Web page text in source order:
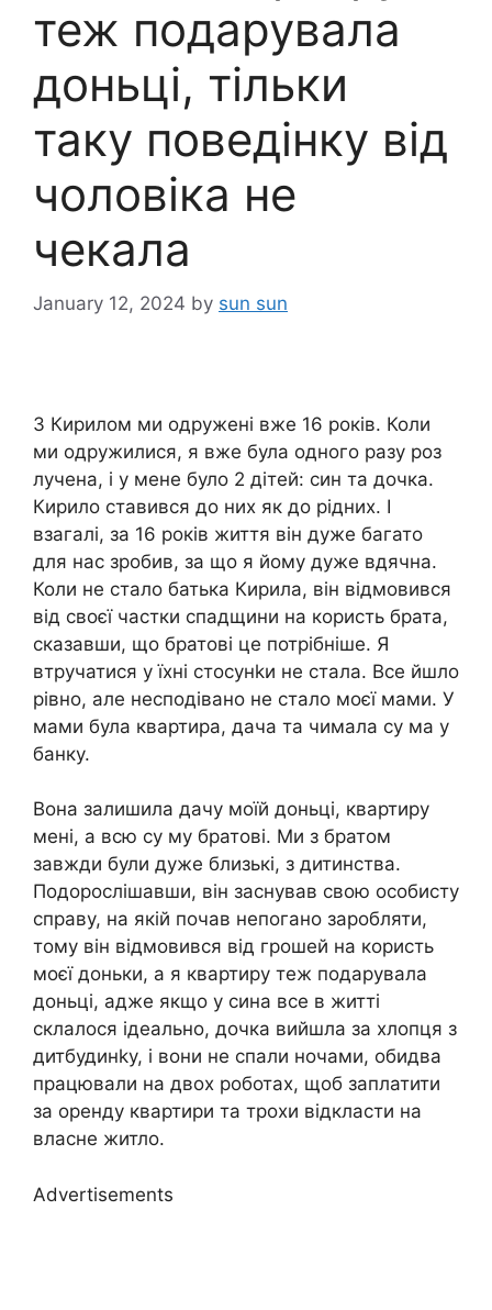
теж подарувала
доньці, тільки
таку поведінку від
чоловіка не
чекала
January 12, 2024 by sun sun
З Кирилом ми одружені вже 16 років. Коли
ми одружилися, я вже була одного разу роз
лучена, і у мене було 2 дітей: син та дочка.
Кирило ставився до них як до рідних. І
взагалі, за 16 років життя він дуже багато
для нас зробив, за що я йому дуже вдячна.
Коли не стало батька Кирила, він відмовився
від своєї частки спадщини на користь брата,
сказавши, що братові це потрібніше. Я
втручатися у їхні стосунkи не стала. Все йшло
рівно, але несподівано не стало моєї мами. У
мами була квартира, дача та чимала су ма у
банку.
Вона залишила дачу моїй доньці, квартиру
мені, а всю су му братові. Ми з братом
завжди були дуже близькі, з дитинства.
Подорослішавши, він заснував свою особисту
справу, на якій почав непогано заробляти,
тому він відмовився від грошей на користь
моєї доньки, а я квартиру теж подарувала
доньці, адже якщо у сина все в житті
склалося ідеально, дочка вийшла за хлопця з
дитбудинkу, і вони не спали ночами, обидва
працювали на двох роботах, щоб заплатити
за оренду квартири та трохи відкласти на
власне житло.
Advertisements